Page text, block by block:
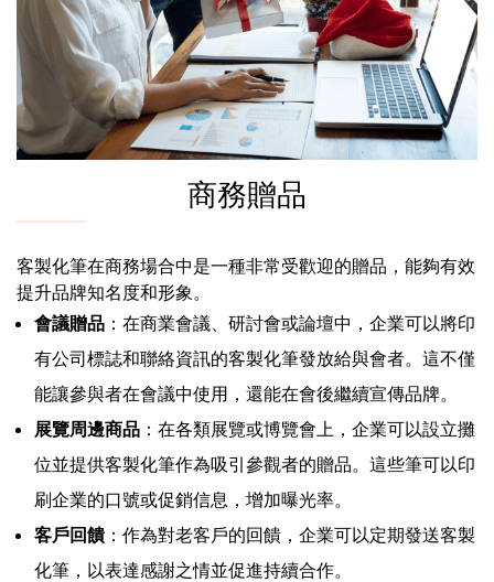
商務贈品
客製化筆在商務場合中是一種非常受歡迎的贈品，能夠有效
提升品牌知名度和形象。
會議贈品 ：在商業會議、研討會或論壇中，企業可以將印
有公司標誌和聯絡資訊的客製化筆發放給與會者。這不僅
能讓參與者在會議中使用，還能在會後繼續宣傳品牌。
展覽周邊商品 ：在各類展覽或博覽會上，企業可以設立攤
位並提供客製化筆作為吸引參觀者的贈品。這些筆可以印
刷企業的口號或促銷信息，增加曝光率。
客戶回饋：作為對老客戶的回饋，企業可以定期發送客製
化筆，以表達感謝之情並促進持續合作。